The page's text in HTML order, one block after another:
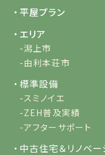
・平屋プラン
・エリア
-潟上市
-由利本荘市
・標準設備
-スミノイエ
-ZEH普及実績
-アフターサポート
・中古住宅＆リノベー